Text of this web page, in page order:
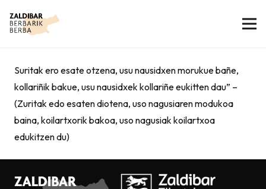
Suritak ero esate otzena, usu nausidxen morukue bañe,
kollariñik bakue, usu nausidxek kollariñe eukitten dau” –
(Zuritak edo esaten diotena, uso nagusiaren modukoa
baina, koilartxorik bakoa, uso nagusiak koilartxoa
edukitzen du)